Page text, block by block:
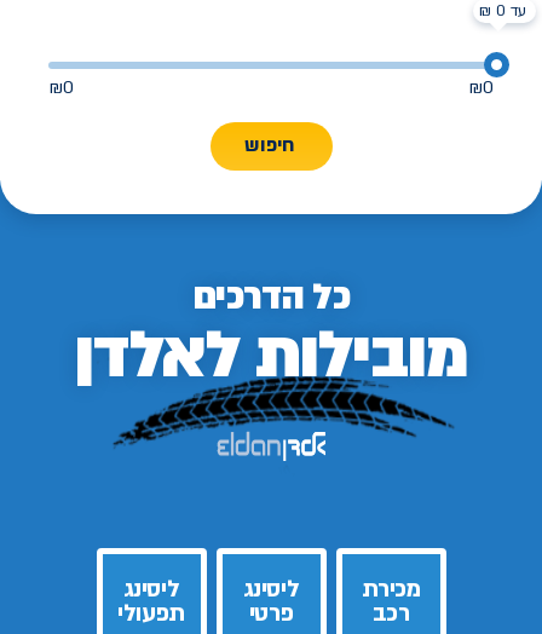
₪0
₪0
חיפוש
כל הדרכים
מובילות לאלדן
מכירת
רכב
ליסינג
פרטי
ליסינג
תפעולי
עד 0 ₪